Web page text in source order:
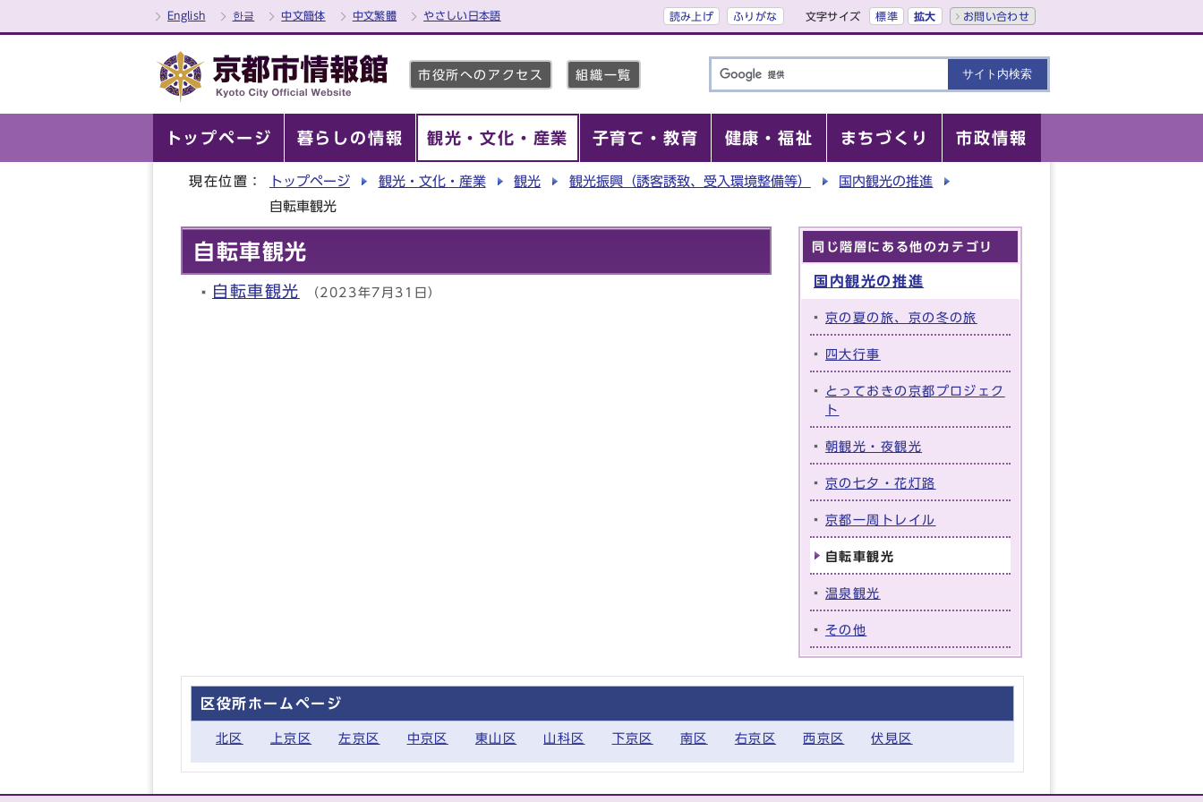
English 한글 中文簡体 中文繁體 やさしい日本語 読み上げ ふりがな 文字サイズ 標準 拡大 お問い合わせ
市役所へのアクセス 組織一覧
トップページ 暮らしの情報 観光・文化・産業 子育て・教育 健康・福祉 まちづくり 市政情報
現在位置： トップページ 観光・文化・産業 観光 観光振興（誘客誘致、受入環境整備等）
国内観光の推進
自転車観光
自転車観光
自転車観光 （2023年7月31日）
同じ階層にある他のカテゴリ
国内観光の推進
京の夏の旅、京の冬の旅
四大行事
とっておきの京都プロジェク
ト
朝観光・夜観光
京の七夕・花灯路
京都一周トレイル
自転車観光
温泉観光
その他
区役所ホームページ
北区 上京区 左京区 中京区 東山区 山科区 下京区 南区 右京区 西京区 伏見区